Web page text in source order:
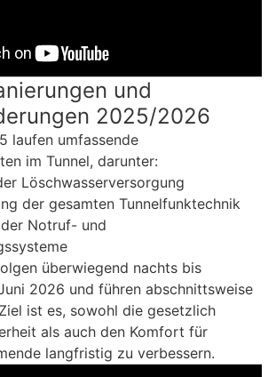
und
2025/2026
laufen umfassende
im Tunnel, darunter:
Löschwasserversorgung
der gesamten Tunnelfunktechnik
Notruf- und
überwiegend nachts bis
2026 und führen abschnittsweise
ist es, sowohl die gesetzlich
als auch den Komfort für
langfristig zu verbessern.